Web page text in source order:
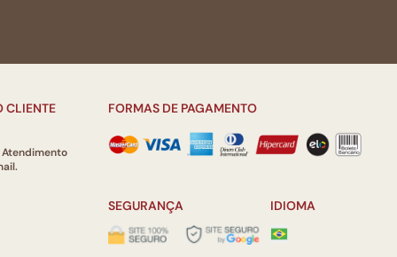
CLIENTE
Atendimento
FORMAS DE PAGAMENTO
SEGURANÇA IDIOMA